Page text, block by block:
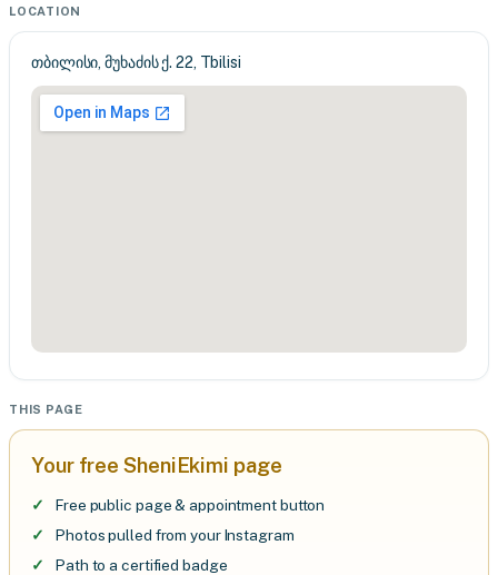
LOCATION
თბილისი, მუხაძის ქ. 22, Tbilisi
THIS PAGE
Your free SheniEkimi page
Free public page & appointment button
Photos pulled from your Instagram
Path to a certified badge